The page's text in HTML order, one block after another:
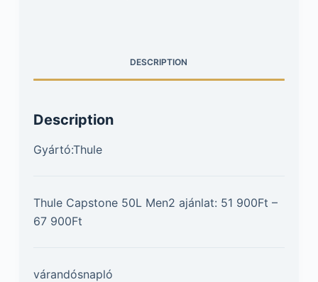
DESCRIPTION
Description
Gyártó:Thule
Thule Capstone 50L Men2 ajánlat: 51 900Ft –
67 900Ft
várandósnapló